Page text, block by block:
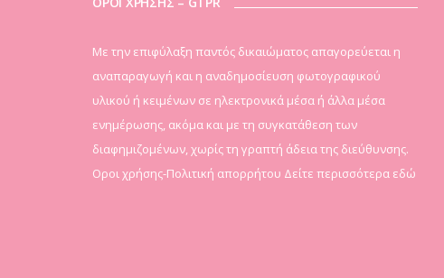
Mε την επιφύλαξη παντός δικαιώματος απαγορεύεται η
αναπαραγωγή και η αναδημοσίευση φωτογραφικού
υλικού ή κειμένων σε ηλεκτρονικά μέσα ή άλλα μέσα
ενημέρωσης, ακόμα και με τη συγκατάθεση των
διαφημιζομένων, χωρίς τη γραπτή άδεια της διεύθυνσης.
Οροι χρήσης-Πολιτική απορρήτου Δείτε περισσότερα εδώ